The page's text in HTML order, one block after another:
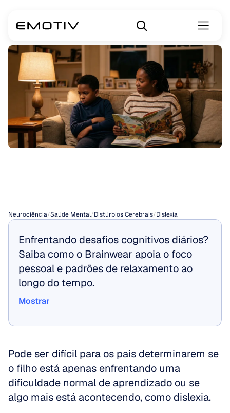
Neurociência/Saúde Mental/Distúrbios Cerebrais/Dislexia
Enfrentando desafios cognitivos diários?
Saiba como o Brainwear apoia o foco
pessoal e padrões de relaxamento ao
longo do tempo.
Mostrar
Pode ser difícil para os pais determinarem se
o filho está apenas enfrentando uma
dificuldade normal de aprendizado ou se
algo mais está acontecendo, como dislexia.